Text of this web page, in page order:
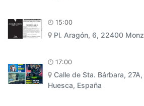
15:00
Pl. Aragón, 6, 22400
17:00
Calle de Sta. Bárbara,
Huesca, España